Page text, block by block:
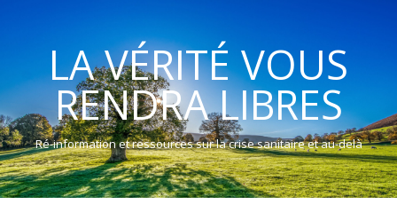
LA VÉRITÉ VOUS
RENDRA LIBRES
Ré-information et ressources sur la crise sanitaire et au-delà